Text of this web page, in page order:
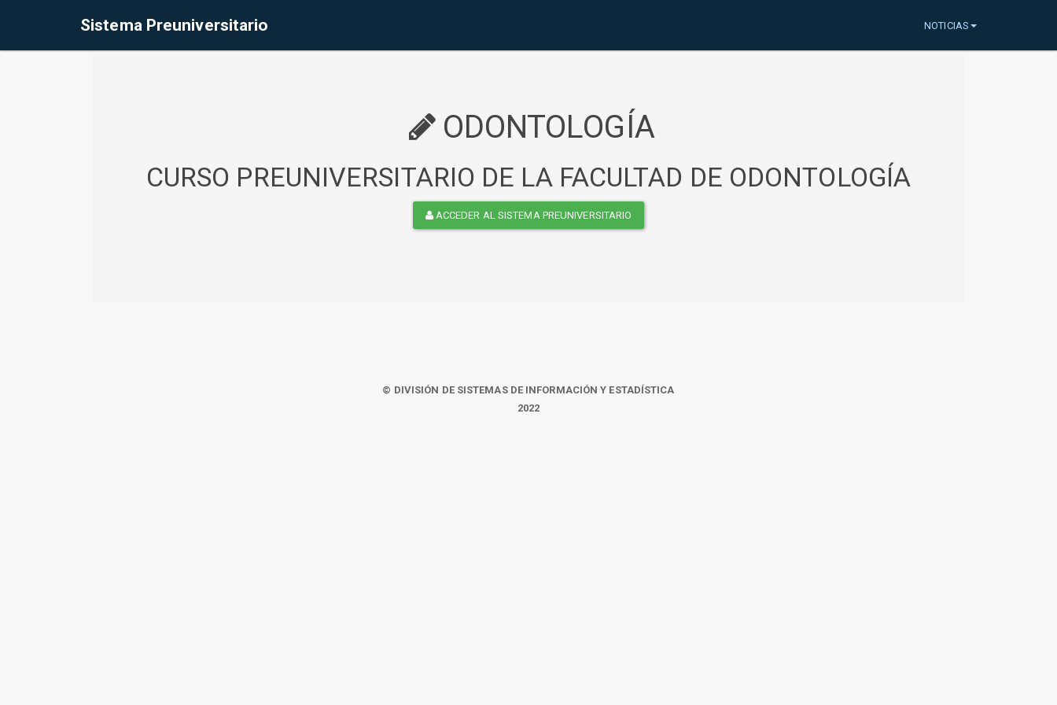
Sistema Preuniversitario NOTICIAS
ODONTOLOGÍA
CURSO PREUNIVERSITARIO DE LA FACULTAD DE ODONTOLOGÍA
ACCEDER AL SISTEMA PREUNIVERSITARIO
© DIVISIÓN DE SISTEMAS DE INFORMACIÓN Y ESTADÍSTICA
2022